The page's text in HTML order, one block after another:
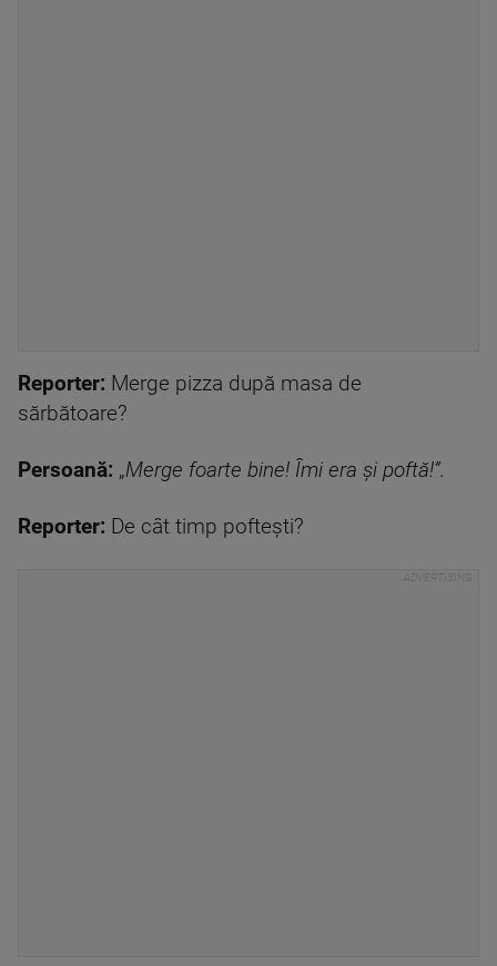
Reporter: Merge pizza după masa de
sărbătoare?
Persoană: „Merge foarte bine! Îmi era și poftă!”.
Reporter: De cât timp poftești?